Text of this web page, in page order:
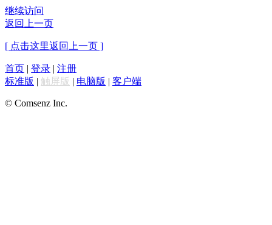
继续访问
返回上一页
[ 点击这里返回上一页 ]
首页 | 登录 | 注册
标准版 | 触屏版 | 电脑版 | 客户端
© Comsenz Inc.